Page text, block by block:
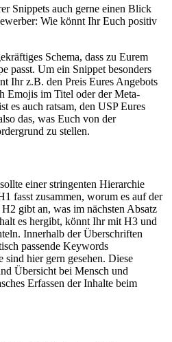
Snippets auch gerne einen Blick
Wie könnt Ihr Euch positiv
Schema, dass zu Eurem
passt. Um ein Snippet besonders
Ihr z.B. den Preis Eures Angebots
Emojis im Titel oder der Meta-
es auch ratsam, den USP Eures
das, was Euch von der
zu stellen.
einer stringenten Hierarchie
fasst zusammen, worum es auf der
gibt an, was im nächsten Absatz
es hergibt, könnt Ihr mit H3 und
Innerhalb der Überschriften
passende Keywords
hier gern gesehen. Diese
Übersicht bei Mensch und
Erfassen der Inhalte beim